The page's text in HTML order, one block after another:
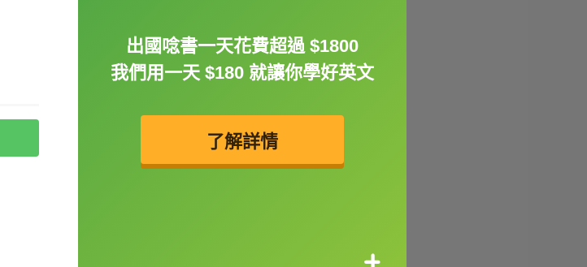
的觀眾」
警察）、
出國唸書一天花費超過 $1800
我們用一天 $180 就讓你學好英文
了解詳情